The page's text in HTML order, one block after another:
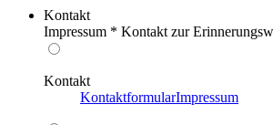
Kontakt
Impressum * Kontakt zur
Kontakt
KontaktformularImpressum